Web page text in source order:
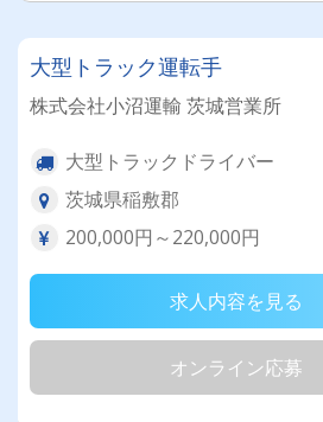
大型トラック運転手
株式会社小沼運輸 茨城営業所
大型トラックドライバー
茨城県稲敷郡
200,000円～220,000円
求人内容を見る
オンライン応募